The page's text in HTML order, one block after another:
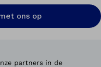
ons op
partners in de